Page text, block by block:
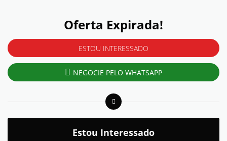
Oferta Expirada!
ESTOU INTERESSADO
NEGOCIE PELO WHATSAPP
Estou Interessado